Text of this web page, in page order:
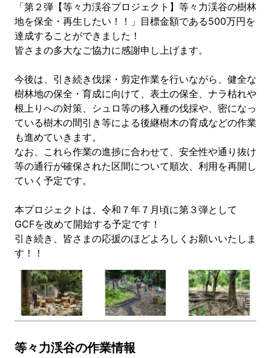
「第２弾【等々力渓谷プロジェクト】等々力渓谷の樹林
地を保全・再生したい！！」目標金額である500万円を
達成することができました！
皆さまの多大なご協力に感謝申し上げます。
今後は、引き続き伐採・剪定作業を行いながら、健全な
樹林地の保全・育成に向けて、表土の保全、ナラ枯れや
根上りへの対策、シュロ等の移入種の伐採や、密になっ
ている樹木の間引き等による後継樹木の育成などの作業
も進めていきます。
なお、これら作業の進捗に合わせて、安全性や通り抜け
等の通行が確保された区間について順次、利用を再開し
ていく予定です。
本プロジェクトは、令和７年７月頃に第３弾として
GCFを改めて開始する予定です！
引き続き、皆さまの応援のほどよろしくお願いいたしま
す！！
等々力渓谷の作業情報